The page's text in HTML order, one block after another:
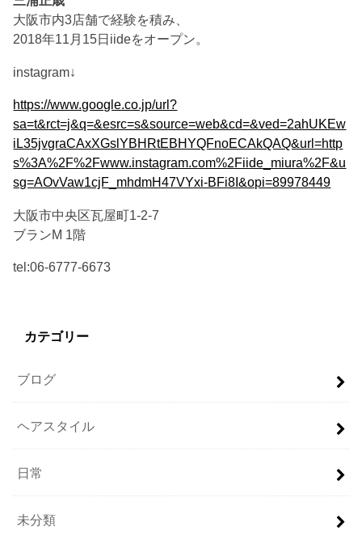
大阪市内3店舗で経験を積み、
2018年11月15日iideをオープン。
instagram↓
https://www.google.co.jp/url?
sa=t&rct=j&q=&esrc=s&source=web&cd=&ved=2ahUKEw
iL35jvgraCAxXGslYBHRtEBHYQFnoECAkQAQ&url=http
s%3A%2F%2Fwww.instagram.com%2Fiide_miura%2F&u
sg=AOvVaw1cjF_mhdmH47VYxi-BFi8I&opi=89978449
大阪市中央区瓦屋町1-2-7
ブランM 1階
tel:06-6777-6673
カテゴリー
ブログ
ヘアスタイル
日常
未分類